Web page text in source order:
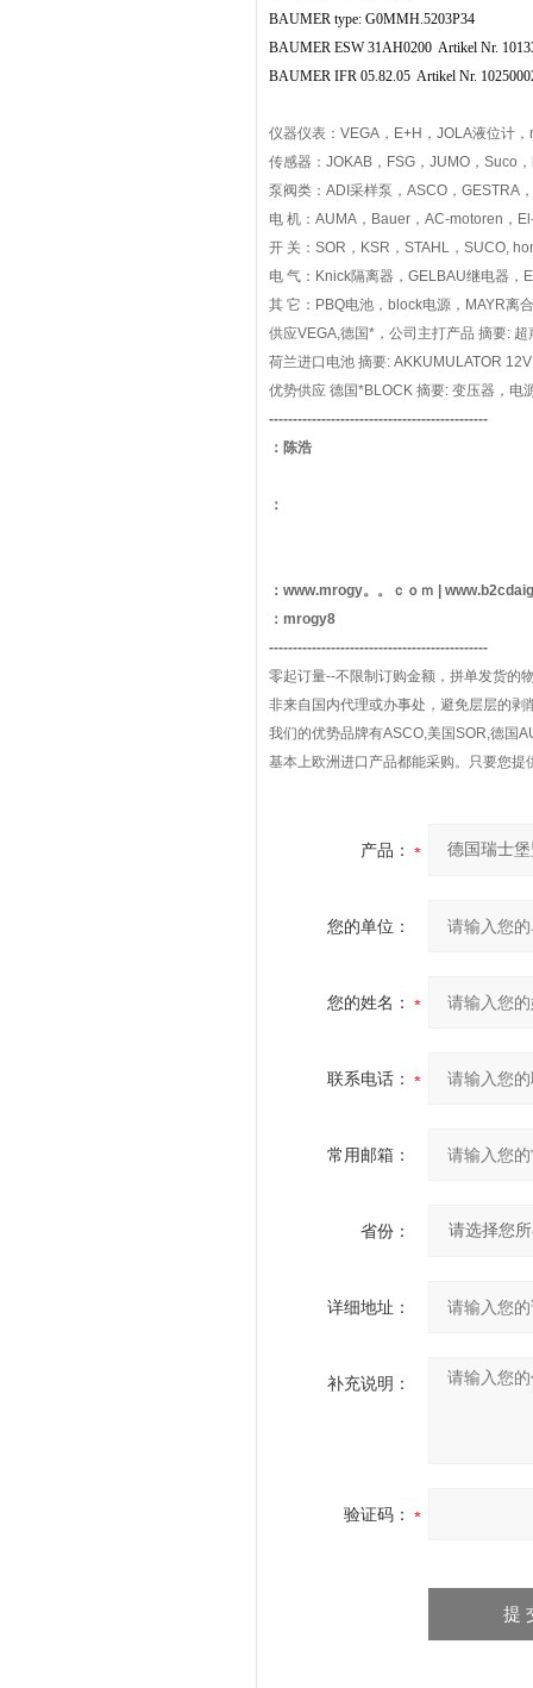
BAUMER type: G0MMH.5203P34
BAUMER ESW 31AH0200 Artikel Nr.
BAUMER IFR 05.82.05 Artikel Nr.
仪器仪表：VEGA，E+H，JOLA液位计
传感器：JOKAB，FSG，JUMO，Suco
泵阀类：ADI采样泵，ASCO，GESTRA
电 机：AUMA，Bauer，AC-motoren，
开 关：SOR，KSR，STAHL，SUCO,
电 气：Knick隔离器，GELBAU继电器，
其 它：PBQ电池，block电源，MAYR离
供应VEGA,德国*，公司主打产品 摘要:
荷兰进口电池 摘要: AKKUMULATOR
优势供应 德国*BLOCK 摘要: 变压器，
----------------------------------------------
：陈浩
：
：www.mrogy。。ｃｏｍ |
：mrogy8
----------------------------------------------
零起订量--不限制订购金额，拼单发货的
非来自国内代理或办事处，避免层层的
我们的优势品牌有ASCO,美国SOR,德国
基本上欧洲进口产品都能采购。只要您
产品：
您的单位：
您的姓名：
联系电话：
常用邮箱：
省份：
详细地址：
补充说明：
验证码：